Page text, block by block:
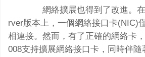
網絡擴展也得到了改進。在
rver版本上，一個網絡接口卡(NIC)
相連接。然而，有了正確的網絡卡
008支持擴展網絡接口卡，同時伴隨